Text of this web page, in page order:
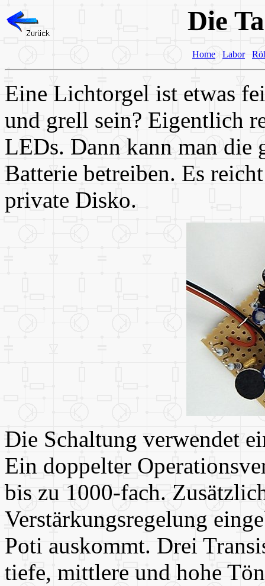
Die
Home Labor
Eine Lichtorgel ist etwas
und grell sein? Eigentlich
LEDs. Dann kann man die
Batterie betreiben. Es
private Disko.
Die Schaltung verwendet
Ein doppelter
bis zu 1000-fach.
Verstärkungsregelung
Poti auskommt. Drei
tiefe, mittlere und hohe